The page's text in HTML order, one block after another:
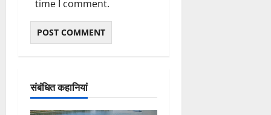
time I comment.
संबंधित कहानियां